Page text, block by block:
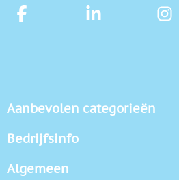
Aanbevolen categorieën
Bedrijfsinfo
Algemeen